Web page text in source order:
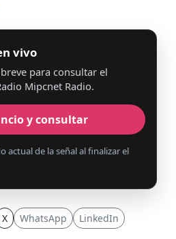
vivo
para consultar el
Mipcnet Radio.
y consultar
actual de la señal al finalizar el
X WhatsApp LinkedIn